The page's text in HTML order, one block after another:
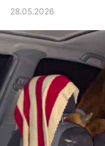
28.05.2026